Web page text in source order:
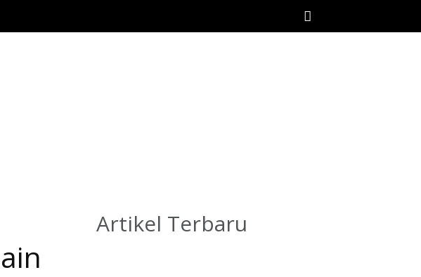
Artikel Terbaru